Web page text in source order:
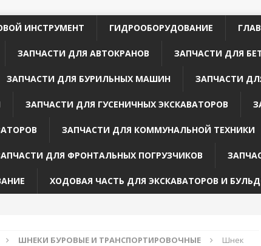
ИНСТРУМЕНТ ГИДРООБОРУДОВАНИЕ
ЗАПЧАСТИ ДЛЯ АВТОКРАНОВ ЗАПЧАСТИ ДЛЯ
ЗАПЧАСТИ ДЛЯ БУРИЛЬНЫХ МАШИН ЗАПЧАСТИ
ЗАПЧАСТИ ДЛЯ ГУСЕНИЧНЫХ ЭКСКАВАТОРОВ
ЗАПЧАСТИ ДЛЯ КОММУНАЛЬНОЙ ТЕХНИКИ
ДЛЯ ФРОНТАЛЬНЫХ ПОГРУЗЧИКОВ
ХОДОВАЯ ЧАСТЬ ДЛЯ ЭКСКАВАТОРОВ И
ШНЕКИ БУРОВЫЕ И ТРАНСПОРТИРОВОЧНЫЕ
Шнек